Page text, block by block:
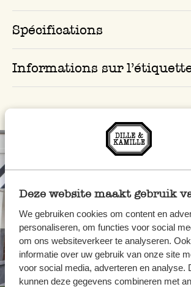
Deze website maakt gebruik
We gebruiken cookies om content en
personaliseren, om functies voor social
om ons websiteverkeer te analyseren.
informatie over uw gebruik van onze site
voor social media, adverteren en analyse.
kunnen deze gegevens combineren met
Spécifications
Informations sur
Toujours à proximité